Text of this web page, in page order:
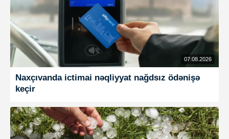
07.08.2026
Naxçıvanda ictimai nəqliyyat nağdsız ödənişə
keçir